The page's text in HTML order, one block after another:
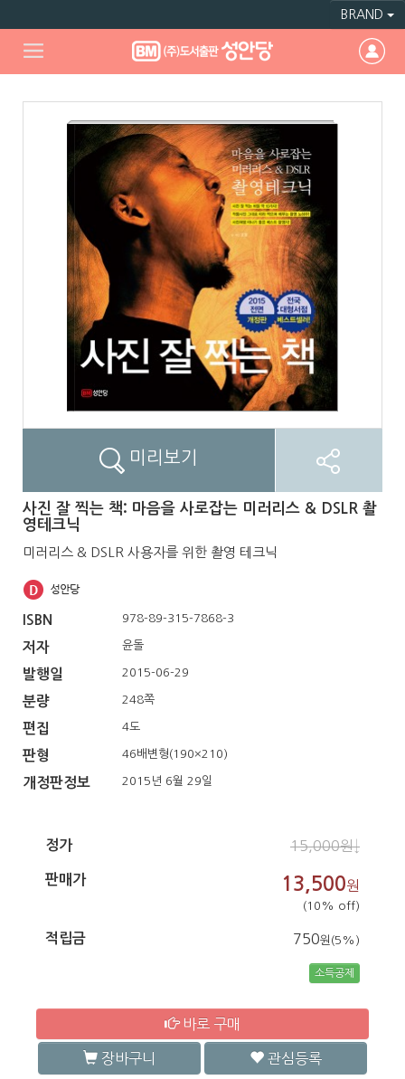
BRAND
미리보기
사진 잘 찍는 책: 마음을 사로잡는 미러리스 & DSLR 촬
영테크닉
미러리스 & DSLR 사용자를 위한 촬영 테크닉
ISBN 978-89-315-7868-3
저자 윤돌
발행일 2015-06-29
분량 248쪽
편집 4도
판형 46배변형(190×210)
개정판정보 2015년 6월 29일
정가 15,000원↓
판매가 13,500원
(10% off)
적립금 750원(5%)
소득공제
바로 구매
장바구니 관심등록